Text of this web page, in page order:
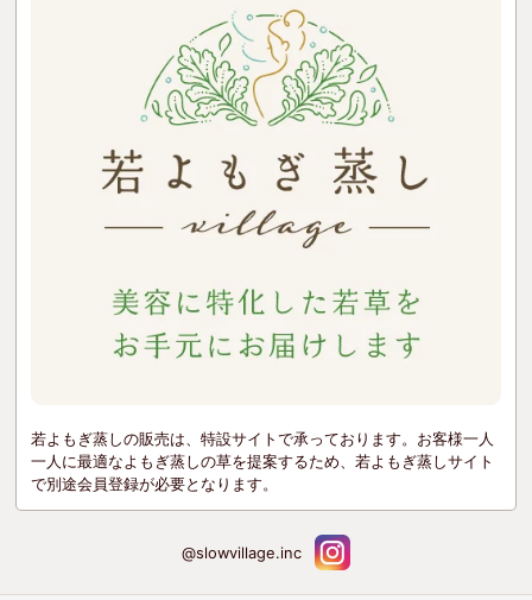
若よもぎ蒸しの販売は、特設サイトで承っております。お客様一人
一人に最適なよもぎ蒸しの草を提案するため、若よもぎ蒸しサイト
で別途会員登録が必要となります。
@slowvillage.inc